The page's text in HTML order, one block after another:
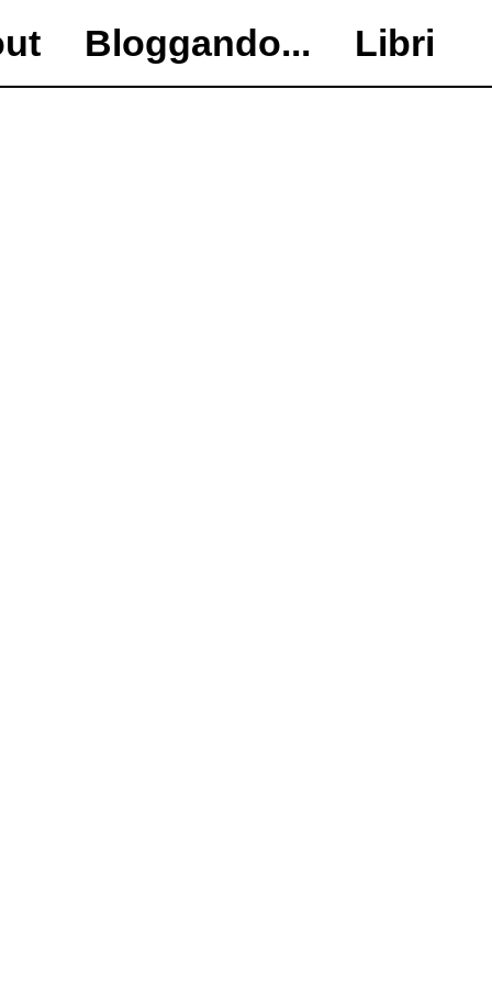
Bloggando... Libri